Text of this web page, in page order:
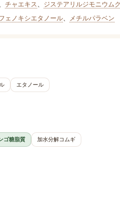
チャエキス、 ジステアリルジモニウム
ェノキシエタノール、 メチルパラベン
エタノール
ゴ糖脂質
加水分解コムギ